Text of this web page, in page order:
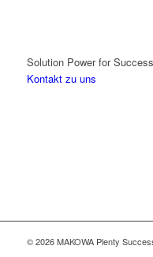
Solution Power for Success
Kontakt zu uns
© 2026 MAKOWA Plenty